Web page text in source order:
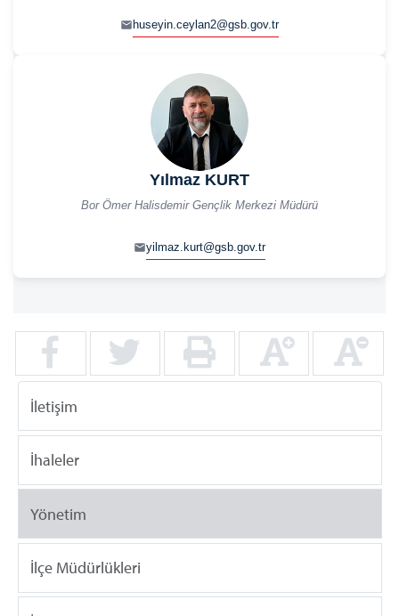
huseyin.ceylan2@gsb.gov.tr
Yılmaz KURT
Bor Ömer Halisdemir Gençlik Merkezi Müdürü
yilmaz.kurt@gsb.gov.tr
İletişim
İhaleler
Yönetim
İlçe Müdürlükleri